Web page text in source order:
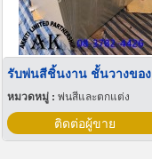
รับพ่นสีชิ้นงาน ชั้นวางของ
หมวดหมู่ :พ่นสีและตกแต่ง
ติดต่อผู้ขาย